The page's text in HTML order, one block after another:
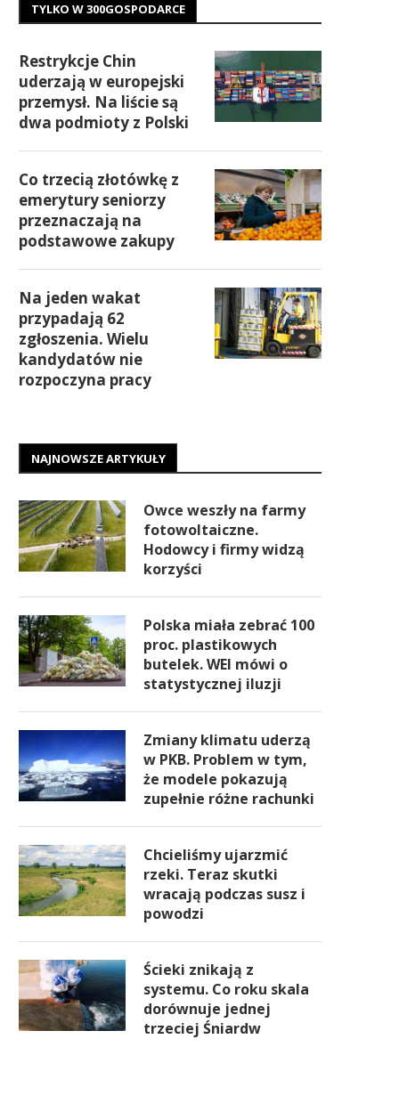
TYLKO W 300GOSPODARCE
Restrykcje Chin
uderzają w europejski
przemysł. Na liście są
dwa podmioty z Polski
Co trzecią złotówkę z
emerytury seniorzy
przeznaczają na
podstawowe zakupy
Na jeden wakat
przypadają 62
zgłoszenia. Wielu
kandydatów nie
rozpoczyna pracy
NAJNOWSZE ARTYKUŁY
Owce weszły na farmy
fotowoltaiczne.
Hodowcy i firmy widzą
korzyści
Polska miała zebrać 100
proc. plastikowych
butelek. WEI mówi o
statystycznej iluzji
Zmiany klimatu uderzą
w PKB. Problem w tym,
że modele pokazują
zupełnie różne rachunki
Chcieliśmy ujarzmić
rzeki. Teraz skutki
wracają podczas susz i
powodzi
Ścieki znikają z
systemu. Co roku skala
dorównuje jednej
trzeciej Śniardw